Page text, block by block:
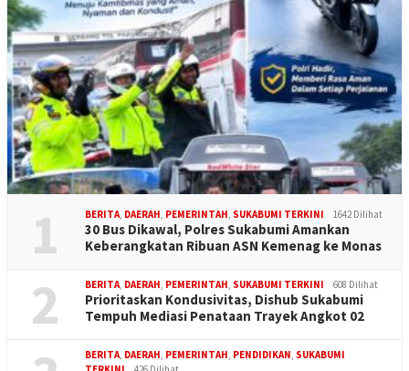
1 BERITA, DAERAH, PEMERINTAH, SUKABUMI TERKINI 1642 Dilihat
30 Bus Dikawal, Polres Sukabumi Amankan
Keberangkatan Ribuan ASN Kemenag ke Monas
2 BERITA, DAERAH, PEMERINTAH, SUKABUMI TERKINI 608 Dilihat
Prioritaskan Kondusivitas, Dishub Sukabumi
Tempuh Mediasi Penataan Trayek Angkot 02
BERITA, DAERAH, PEMERINTAH, PENDIDIKAN, SUKABUMI